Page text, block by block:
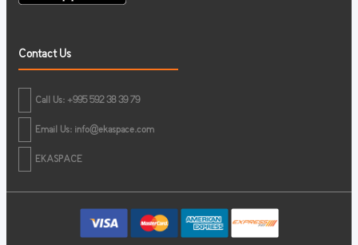
Contact Us
Call Us: +995 592 38 39 79
Email Us: info@ekaspace.com
EKASPACE